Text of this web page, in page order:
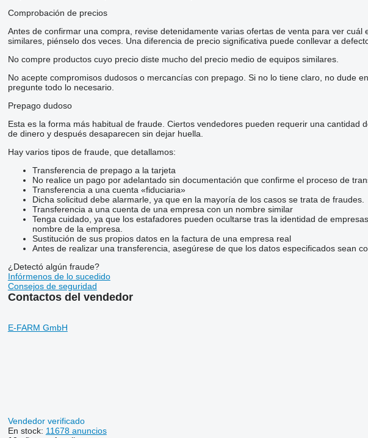
Comprobación de precios
Antes de confirmar una compra, revise detenidamente varias ofertas de venta para ver
similares, piénselo dos veces. Una diferencia de precio significativa puede conllevar a
No compre productos cuyo precio diste mucho del precio medio de equipos similares.
No acepte compromisos dudosos o mercancías con prepago. Si no lo tiene claro, no dude
pregunte todo lo necesario.
Prepago dudoso
Esta es la forma más habitual de fraude. Ciertos vendedores pueden requerir una
de dinero y después desaparecen sin dejar huella.
Hay varios tipos de fraude, que detallamos:
Transferencia de prepago a la tarjeta
No realice un pago por adelantado sin documentación que confirme el proceso de
Transferencia a una cuenta «fiduciaria»
Dicha solicitud debe alarmarle, ya que en la mayoría de los casos se trata de fraudes.
Transferencia a una cuenta de una empresa con un nombre similar
Tenga cuidado, ya que los estafadores pueden ocultarse tras la identidad de
nombre de la empresa.
Sustitución de sus propios datos en la factura de una empresa real
Antes de realizar una transferencia, asegúrese de que los datos especificados sean
¿Detectó algún fraude?
Infórmenos de lo sucedido
Consejos de seguridad
Contactos del vendedor
E-FARM GmbH
Vendedor verificado
En stock: 11678 anuncios